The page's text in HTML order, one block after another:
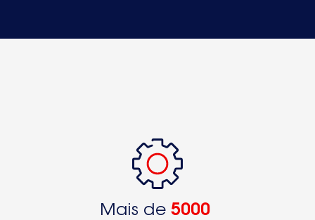
Mais de 5000